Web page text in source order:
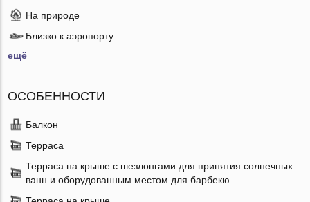
На природе
Близко к аэропорту
ещё
ОСОБЕННОСТИ
Балкон
Терраса
Терраса на крыше с шезлонгами для принятия солнечных
ванн и оборудованным местом для барбекю